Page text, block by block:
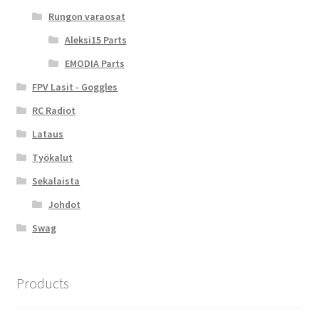
Rungon varaosat
Aleksi15 Parts
EMODIA Parts
FPV Lasit - Goggles
RC Radiot
Lataus
Työkalut
Sekalaista
Johdot
Swag
Products